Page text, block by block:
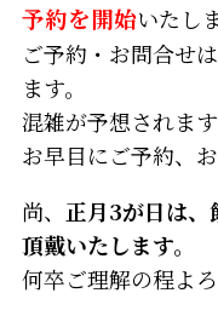
予約を開始いたし
ご予約・お問合せ
ます。
混雑が予想されます
お早目にご予約、
尚、 正月3が日は、
頂戴いたします。
何卒ご理解の程よ